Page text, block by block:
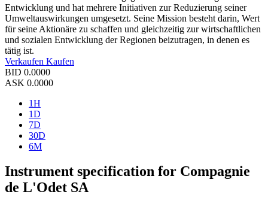
Entwicklung und hat mehrere Initiativen zur Reduzierung seiner
Umweltauswirkungen umgesetzt. Seine Mission besteht darin, Wert
für seine Aktionäre zu schaffen und gleichzeitig zur wirtschaftlichen
und sozialen Entwicklung der Regionen beizutragen, in denen es
tätig ist.
Verkaufen Kaufen
BID 0.0000
ASK 0.0000
1H
1D
7D
30D
6M
Instrument specification for Compagnie
de L'Odet SA